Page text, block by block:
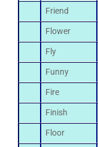
Friend
Flower
Fly
Funny
Fire
Finish
Floor